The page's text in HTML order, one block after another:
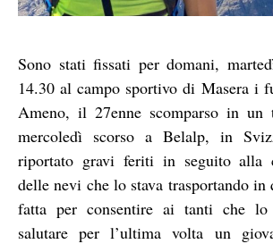
Sono stati fissati per domani,
14.30 al campo sportivo di Masera i
Ameno, il 27enne scomparso in un
mercoledì scorso a Belalp, in
riportato gravi feriti in seguito alla
delle nevi che lo stava trasportando in
fatta per consentire ai tanti che lo
salutare per l’ultima volta un